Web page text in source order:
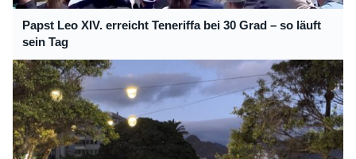
Papst Leo XIV. erreicht Teneriffa bei 30 Grad – so läuft
sein Tag